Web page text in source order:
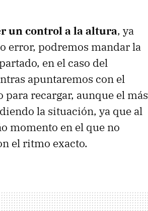
un control a la altura, ya
error, podremos mandar la
en el caso del
apuntaremos con el
recargar, aunque el más
la situación, ya que al
momento en el que no
el ritmo exacto.